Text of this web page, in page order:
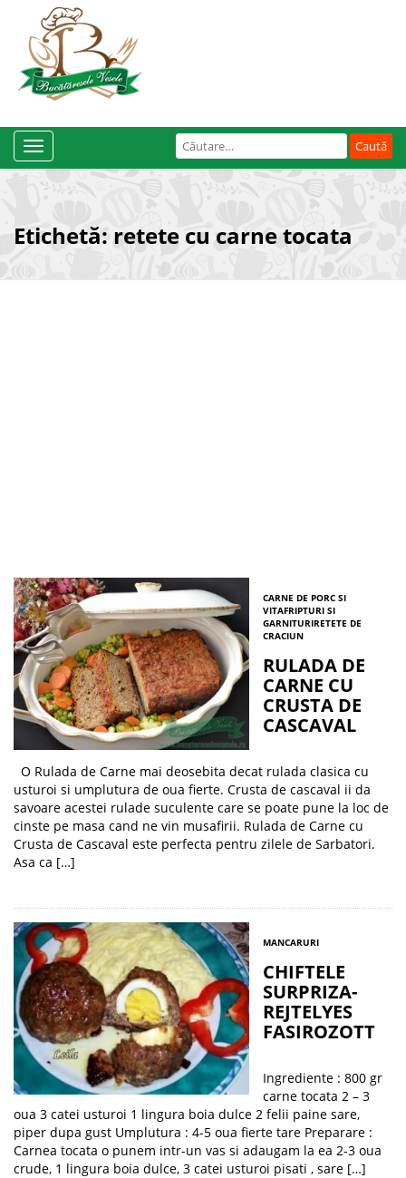
Caută
după:
Toggle
Navigation
Etichetă: retete cu carne tocata
CARNE DE PORC SI
VITAFRIPTURI SI
GARNITURIRETETE DE
CRACIUN
RULADA DE
CARNE CU
CRUSTA DE
CASCAVAL
O Rulada de Carne mai deosebita decat rulada clasica cu
usturoi si umplutura de oua fierte. Crusta de cascaval ii da
savoare acestei rulade suculente care se poate pune la loc de
cinste pe masa cand ne vin musafirii. Rulada de Carne cu
Crusta de Cascaval este perfecta pentru zilele de Sarbatori.
Asa ca […]
MANCARURI
CHIFTELE
SURPRIZA-
REJTELYES
FASIROZOTT
Ingrediente : 800 gr
carne tocata 2 – 3
oua 3 catei usturoi 1 lingura boia dulce 2 felii paine sare,
piper dupa gust Umplutura : 4-5 oua fierte tare Preparare :
Carnea tocata o punem intr-un vas si adaugam la ea 2-3 oua
crude, 1 lingura boia dulce, 3 catei usturoi pisati , sare […]